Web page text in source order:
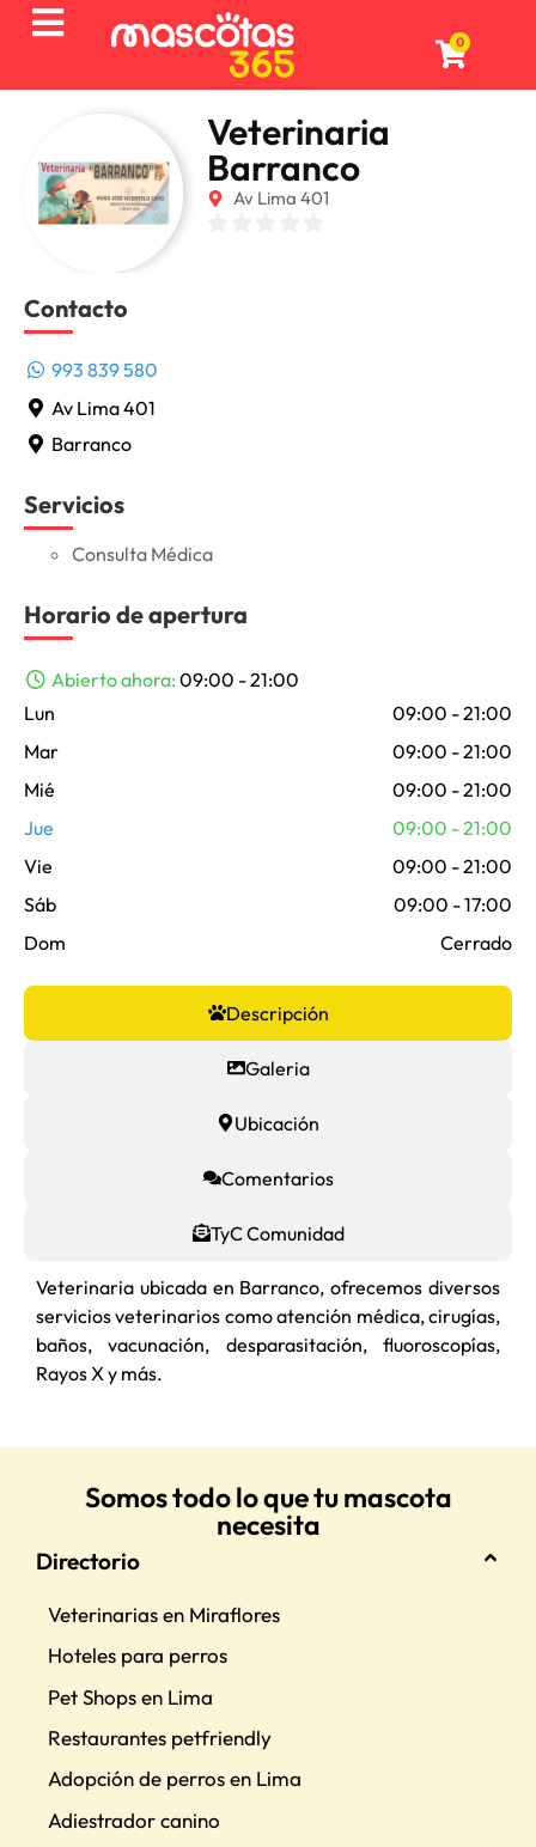
0
Veterinaria
Barranco
Av Lima 401
Descripción
Galeria
Ubicación
Comentarios
TyC Comunidad
Veterinaria ubicada en Barranco, ofrecemos diversos
servicios veterinarios como atención médica, cirugías,
baños, vacunación, desparasitación, fluoroscopías,
Rayos X y más.
Contacto
993 839 580
Av Lima 401
Barranco
Servicios
Consulta Médica
Horario de apertura
Abierto ahora: 09:00 - 21:00
Lun
09:00 - 21:00
Mar
09:00 - 21:00
Mié
09:00 - 21:00
Jue
09:00 - 21:00
Vie
09:00 - 21:00
Sáb
09:00 - 17:00
Dom
Cerrado
Somos todo lo que tu mascota
necesita
Directorio
Veterinarias en Miraflores
Hoteles para perros
Pet Shops en Lima
Restaurantes petfriendly
Adopción de perros en Lima
Adiestrador canino